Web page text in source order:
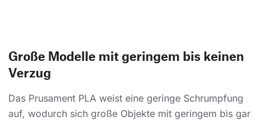
Große Modelle mit geringem bis keinen
Verzug
Das Prusament PLA weist eine geringe Schrumpfung
auf, wodurch sich große Objekte mit geringem bis gar